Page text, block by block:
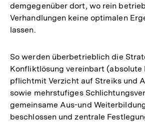
demgegenüber dort, wo rein
Verhandlungen keine optimalen
lassen.
So werden überbetrieblich die
Konfliktlösung vereinbart (absolute
pflichtmit Verzicht auf Streiks und
sowie mehrstufiges
gemeinsame Aus-und
beschlossen und zentrale